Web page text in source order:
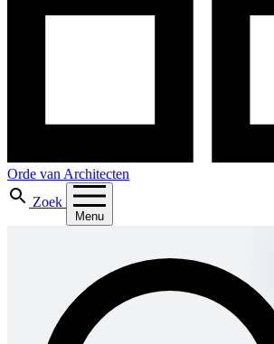
Orde van Architecten
Zoek
Menu